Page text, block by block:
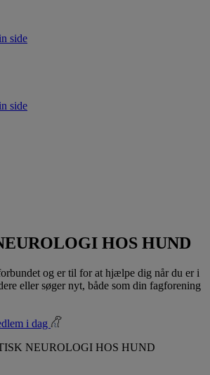
side
side
HOS HUND
og er til for at hjælpe dig når du er i
eller søger nyt, både som din fagforening
i dag
NEUROLOGI HOS HUND